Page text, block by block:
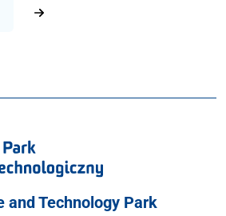
and Technology Park